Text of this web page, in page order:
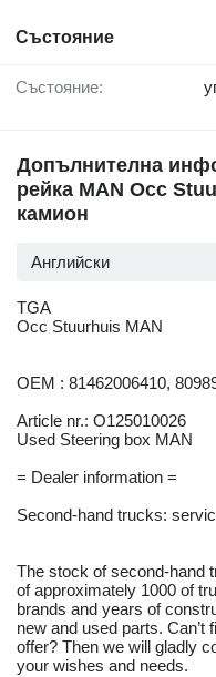
Състояние
Състояние:
Допълнителна
рейка MAN Occ
камион
Английски
TGA
Occ Stuurhuis MAN
OEM : 81462006410,
Article nr.: O125010026
Used Steering box MAN
= Dealer information =
Second-hand trucks:
The stock of second-hand
of approximately 1000 of
brands and years of
new and used parts. Can’t
offer? Then we will gladly
your wishes and needs.